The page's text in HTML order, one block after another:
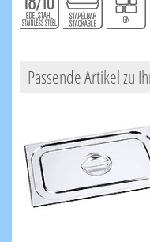
Passende Artikel zu